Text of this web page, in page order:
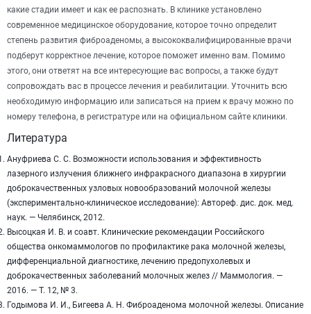
какие стадии имеет и как ее распознать. В клинике установлено
современное медицинское оборудование, которое точно определит
степень развития фиброаденомы, а высококвалифицированные врачи
подберут корректное лечение, которое поможет именно вам. Помимо
этого, они ответят на все интересующие вас вопросы, а также будут
сопровождать вас в процессе лечения и реабилитации. Уточнить всю
необходимую информацию или записаться на прием к врачу можно по
номеру телефона, в регистратуре или на официальном сайте клиники.
Литература
Ануфриева С. С. Возможности использования и эффективность
лазерного излучения ближнего инфракрасного диапазона в хирургии
доброкачественных узловых новообразований молочной железы
(экспериментально-клиническое исследование): Автореф. дис. док. мед.
наук. — Челябинск, 2012.
Высоцкая И. В. и соавт. Клинические рекомендации Российского
общества онкомаммологов по профилактике рака молочной железы,
дифференциальной диагностике, лечению предопухолевых и
доброкачественных заболеваний молочных желез // Маммология. —
2016. — Т. 12, № 3.
Годымова И. И., Бигеева А. Н. Фиброаденома молочной железы. Описание